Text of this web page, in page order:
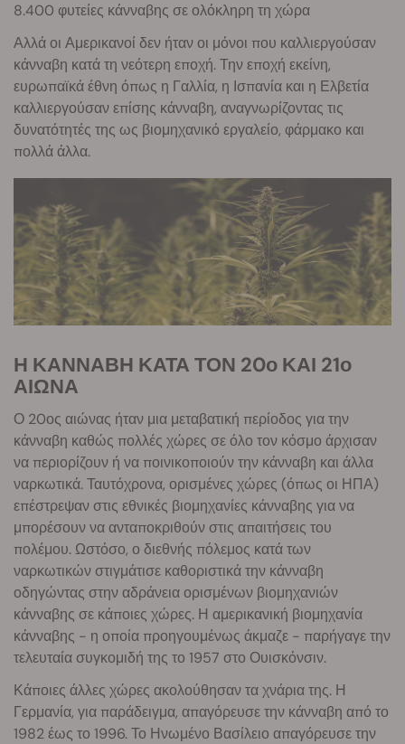
8.400 φυτείες κάνναβης σε ολόκληρη τη χώρα
Αλλά οι Αμερικανοί δεν ήταν οι μόνοι που καλλιεργούσαν
κάνναβη κατά τη νεότερη εποχή. Την εποχή εκείνη,
ευρωπαϊκά έθνη όπως η Γαλλία, η Ισπανία και η Ελβετία
καλλιεργούσαν επίσης κάνναβη, αναγνωρίζοντας τις
δυνατότητές της ως βιομηχανικό εργαλείο, φάρμακο και
πολλά άλλα.
Η ΚΑΝΝΑΒΗ ΚΑΤΑ ΤΟΝ 20ο ΚΑΙ 21ο
ΑΙΩΝΑ
Ο 20ος αιώνας ήταν μια μεταβατική περίοδος για την
κάνναβη καθώς πολλές χώρες σε όλο τον κόσμο άρχισαν
να περιορίζουν ή να ποινικοποιούν την κάνναβη και άλλα
ναρκωτικά. Ταυτόχρονα, ορισμένες χώρες (όπως οι ΗΠΑ)
επέστρεψαν στις εθνικές βιομηχανίες κάνναβης για να
μπορέσουν να ανταποκριθούν στις απαιτήσεις του
πολέμου. Ωστόσο, ο διεθνής πόλεμος κατά των
ναρκωτικών στιγμάτισε καθοριστικά την κάνναβη
οδηγώντας στην αδράνεια ορισμένων βιομηχανιών
κάνναβης σε κάποιες χώρες. Η αμερικανική βιομηχανία
κάνναβης - η οποία προηγουμένως άκμαζε - παρήγαγε την
τελευταία συγκομιδή της το 1957 στο Ουισκόνσιν.
Κάποιες άλλες χώρες ακολούθησαν τα χνάρια της. Η
Γερμανία, για παράδειγμα, απαγόρευσε την κάνναβη από το
1982 έως το 1996. Το Ηνωμένο Βασίλειο απαγόρευσε την